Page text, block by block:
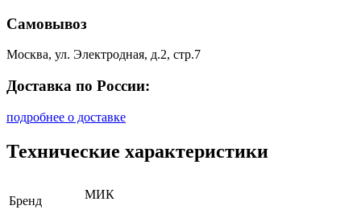
Самовывоз
Москва, ул. Электродная, д.2, стр.7
Доставка по России:
подробнее о доставке
Технические характеристики
Бренд МИК